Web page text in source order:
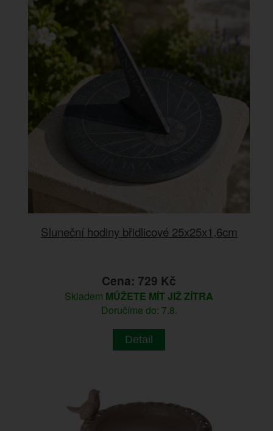
Sluneční hodiny břidlicové 25x25x1,6cm
Cena: 729 Kč
Skladem MŮŽETE MÍT JIŽ ZÍTRA
Doručíme do: 7.8.
Detail